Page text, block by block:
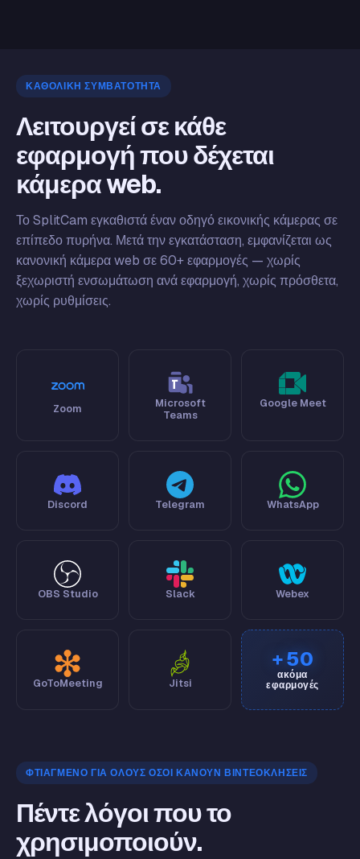
ΚΑΘΟΛΙΚΉ ΣΥΜΒΑΤΌΤΗΤΑ
Λειτουργεί σε κάθε
εφαρμογή που δέχεται
κάμερα web.
Το SplitCam εγκαθιστά έναν οδηγό εικονικής κάμερας σε
επίπεδο πυρήνα. Μετά την εγκατάσταση, εμφανίζεται ως
κανονική κάμερα web σε 60+ εφαρμογές — χωρίς
ξεχωριστή ενσωμάτωση ανά εφαρμογή, χωρίς πρόσθετα,
χωρίς ρυθμίσεις.
Zoom
Microsoft
Teams
Google Meet
Discord Telegram WhatsApp
OBS Studio Slack Webex
GoToMeeting Jitsi
+ 50
ακόμα
εφαρμογές
ΦΤΙΑΓΜΈΝΟ ΓΙΑ ΌΛΟΥΣ ΌΣΟΙ ΚΆΝΟΥΝ ΒΙΝΤΕΟΚΛΉΣΕΙΣ
Πέντε λόγοι που το
χρησιμοποιούν.